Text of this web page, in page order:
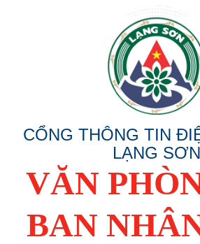
CỔNG THÔNG TIN
LẠNG SƠN
VĂN
BAN